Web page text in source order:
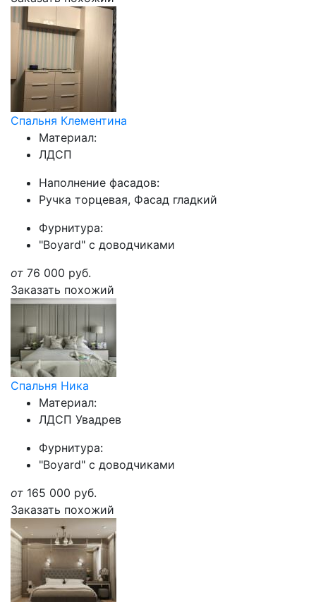
Спальня Клементина
Материал:
ЛДСП
Наполнение фасадов:
Ручка торцевая, Фасад гладкий
Фурнитура:
"Boyard" с доводчиками
от 76 000 руб.
Заказать похожий
Спальня Ника
Материал:
ЛДСП Увадрев
Фурнитура:
"Boyard" с доводчиками
от 165 000 руб.
Заказать похожий